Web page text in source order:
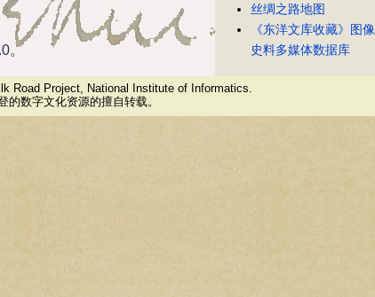
。
丝绸之路地图
《东洋文库收藏》图像
史料多媒体数据库
Road Project, National Institute of Informatics.
的数字文化资源的擅自转载。